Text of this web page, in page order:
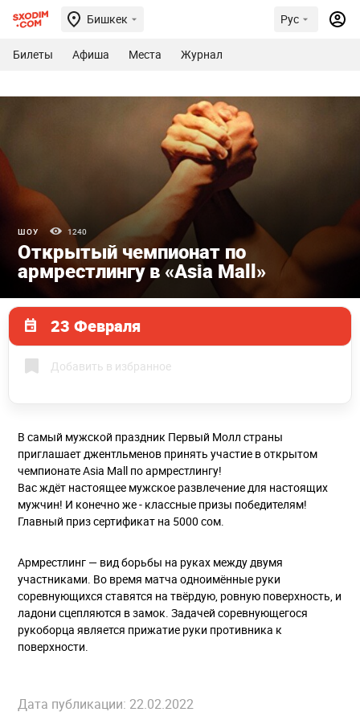
Бишкек Рус
Билеты Афиша Места Журнал
ШОУ 1240
Открытый чемпионат по
армрестлингу в «Asia Mall»
23 Февраля
Добавить в избранное
В самый мужской праздник Первый Молл страны
приглашает джентльменов принять участие в открытом
чемпионате Asia Mall по армрестлингу!
Вас ждёт настоящее мужское развлечение для настоящих
мужчин! И конечно же - классные призы победителям!
Главный приз сертификат на 5000 сом.
Армрестлинг — вид борьбы на руках между двумя
участниками. Во время матча одноимённые руки
соревнующихся ставятся на твёрдую, ровную поверхность, и
ладони сцепляются в замок. Задачей соревнующегося
рукоборца является прижатие руки противника к
поверхности.
Дата публикации: 22.02.2022